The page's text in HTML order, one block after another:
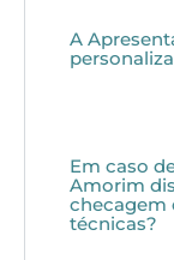
A
Em caso
Amorim
checagem
técnicas?